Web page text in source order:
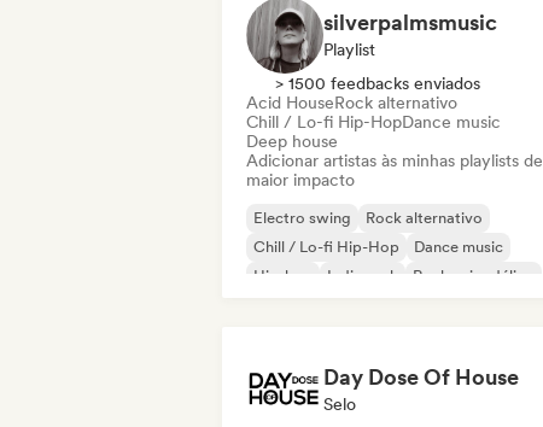
silverpalmsmusic
Playlist
> 1500 feedbacks enviados
Acid HouseRock alternativo
Chill / Lo-fi Hip-HopDance music
Deep house
Adicionar artistas às minhas playlists de
maior impacto
Electro swing
Rock alternativo
Chill / Lo-fi Hip-Hop
Dance music
Hip-hop
Indie rock
Rock psicodélico
Day Dose Of House
Selo